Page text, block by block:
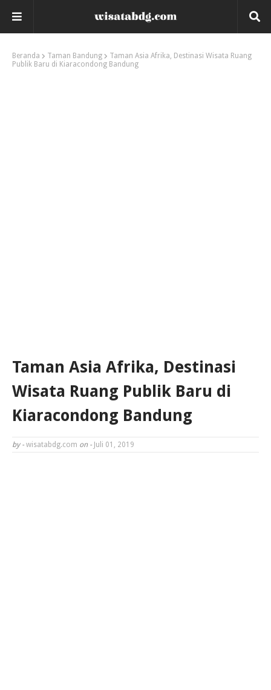
Beranda Taman Bandung
Taman Asia Afrika, Destinasi Wisata Ruang
Publik Baru di Kiaracondong Bandung
Taman Asia Afrika, Destinasi
Wisata Ruang Publik Baru di
Kiaracondong Bandung
by - wisatabdg.com on - Juli 01, 2019